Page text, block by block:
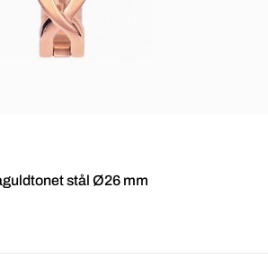
stål Ø26 mm